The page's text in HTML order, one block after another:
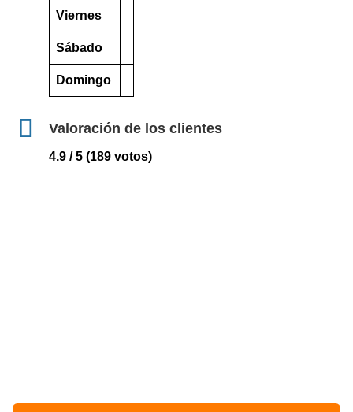
Viernes
Sábado
Domingo
Valoración de los clientes
4.9 / 5 (189 votos)